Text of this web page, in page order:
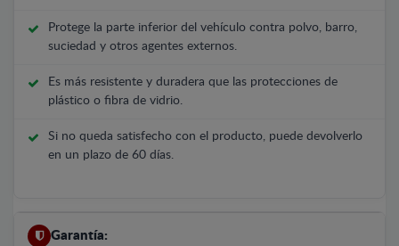
Protege la parte inferior del vehículo contra polvo, barro,
suciedad y otros agentes externos.
Es más resistente y duradera que las protecciones de
plástico o fibra de vidrio.
Si no queda satisfecho con el producto, puede devolverlo
en un plazo de 60 días.
Garantía: